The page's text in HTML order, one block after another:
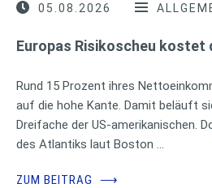
05.08.2026
Europas Risikoscheu kostet
Rund 15 Prozent ihres
auf die hohe Kante. Damit beläuft
Dreifache der US-amerikanischen.
des Atlantiks laut Boston …
ZUM BEITRAG ⟶